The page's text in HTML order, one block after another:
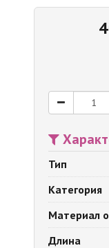
Тип
Категория
Материал
Длина